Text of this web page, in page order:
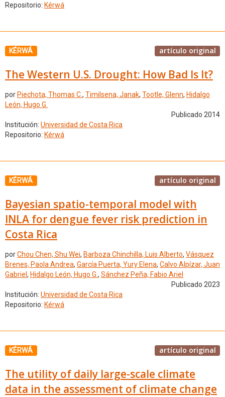
Repositorio: Kérwá
KÉRWÁ artículo original
The Western U.S. Drought: How Bad Is It?
por Piechota, Thomas C., Timilsena, Janak, Tootle, Glenn, Hidalgo
León, Hugo G.
Publicado 2014
Institución: Universidad de Costa Rica
Repositorio: Kérwá
KÉRWÁ artículo original
Bayesian spatio-temporal model with
INLA for dengue fever risk prediction in
Costa Rica
porChou Chen, Shu Wei, Barboza Chinchilla, Luis Alberto, Vásquez
Brenes, Paola Andrea, García Puerta, Yury Elena, Calvo Alpízar, Juan
Gabriel , Hidalgo León, Hugo G., Sánchez Peña, Fabio Ariel
Publicado 2023
Institución: Universidad de Costa Rica
Repositorio: Kérwá
KÉRWÁ artículo original
The utility of daily large-scale climate
data in the assessment of climate change